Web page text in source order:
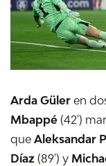
Arda Güler en
Mbappé (42')
que Aleksandar
Díaz (89') y